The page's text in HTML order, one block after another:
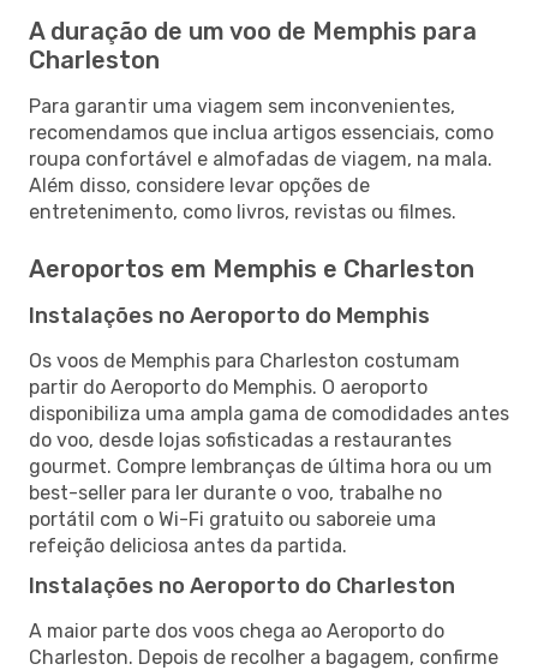
A duração de um voo de Memphis para
Charleston
Para garantir uma viagem sem inconvenientes,
recomendamos que inclua artigos essenciais, como
roupa confortável e almofadas de viagem, na mala.
Além disso, considere levar opções de
entretenimento, como livros, revistas ou filmes.
Aeroportos em Memphis e Charleston
Instalações no Aeroporto do Memphis
Os voos de Memphis para Charleston costumam
partir do Aeroporto do Memphis. O aeroporto
disponibiliza uma ampla gama de comodidades antes
do voo, desde lojas sofisticadas a restaurantes
gourmet. Compre lembranças de última hora ou um
best-seller para ler durante o voo, trabalhe no
portátil com o Wi-Fi gratuito ou saboreie uma
refeição deliciosa antes da partida.
Instalações no Aeroporto do Charleston
A maior parte dos voos chega ao Aeroporto do
Charleston. Depois de recolher a bagagem, confirme